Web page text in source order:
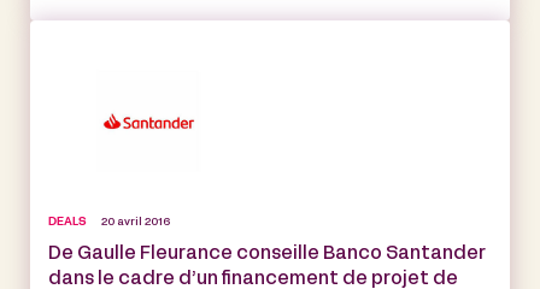
DEALS 20 avril 2016
De Gaulle Fleurance conseille Banco Santander
dans le cadre d’un financement de projet de